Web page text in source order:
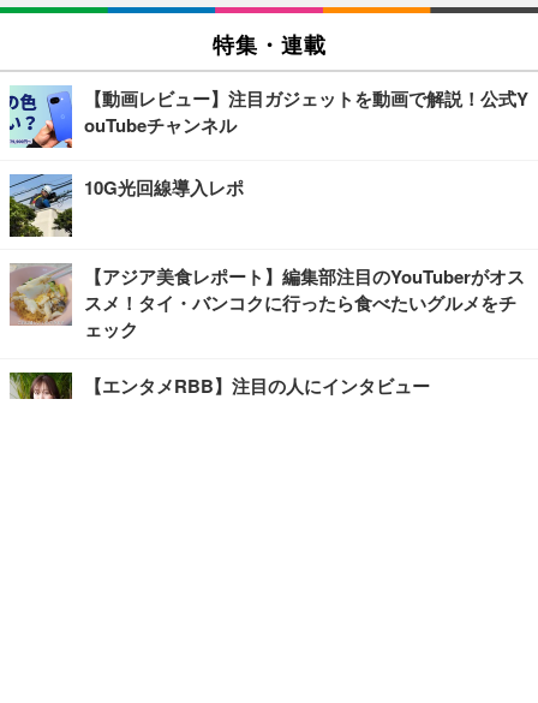
特集・連載
【動画レビュー】注目ガジェットを動画で解説！公式Y
ouTubeチャンネル
10G光回線導入レポ
【アジア美食レポート】編集部注目のYouTuberがオス
スメ！タイ・バンコクに行ったら食べたいグルメをチ
ェック
【エンタメRBB】注目の人にインタビュー